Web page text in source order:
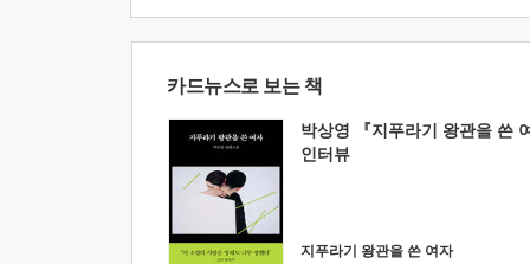
카드뉴스로 보는 책
박상영 『지푸라기 왕관을 쓴
인터뷰
지푸라기 왕관을 쓴 여자